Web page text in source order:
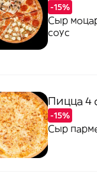
-15%
Сыр
соус
Пицца 4
-15%
Сыр